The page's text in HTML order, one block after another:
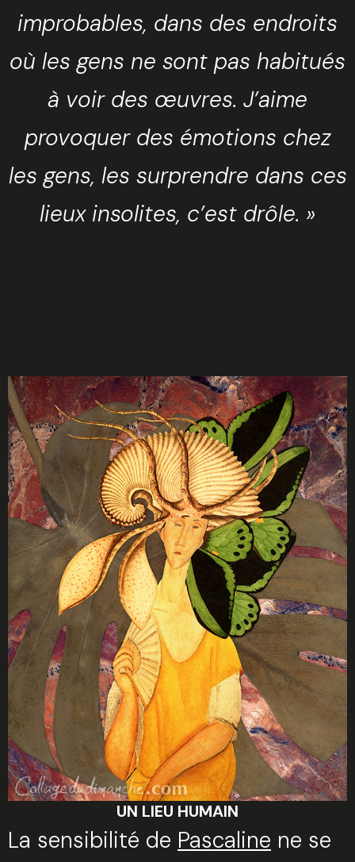
improbables, dans des endroits
où les gens ne sont pas habitués
à voir des œuvres. J’aime
provoquer des émotions chez
les gens, les surprendre dans ces
lieux insolites, c’est drôle. »
UN LIEU HUMAIN
La sensibilité de Pascaline ne se